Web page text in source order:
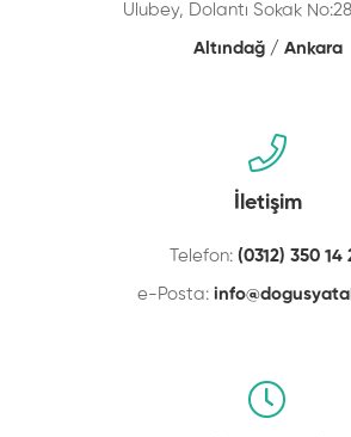
Ulubey, Dolantı Sokak
Altındağ / Ankara
İletişim
Telefon: (0312) 350 14
e-Posta: